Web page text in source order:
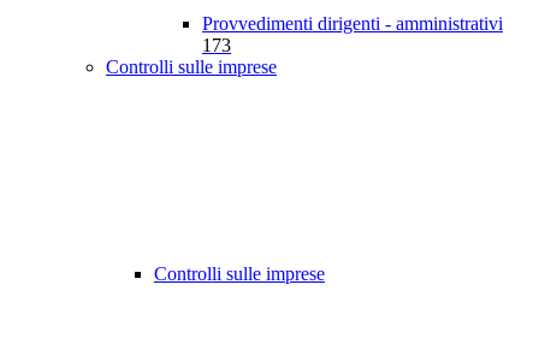
Provvedimenti dirigenti - amministrativi
173
Controlli sulle imprese
Controlli sulle imprese